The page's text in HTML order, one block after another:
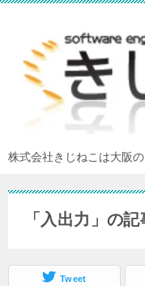
株式会社きじねこは大阪
「入出力」の
Tweet